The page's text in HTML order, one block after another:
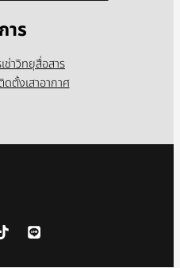
าร
ช่าวิทยุสื่อสาร
ตั้งเสาอากาศ